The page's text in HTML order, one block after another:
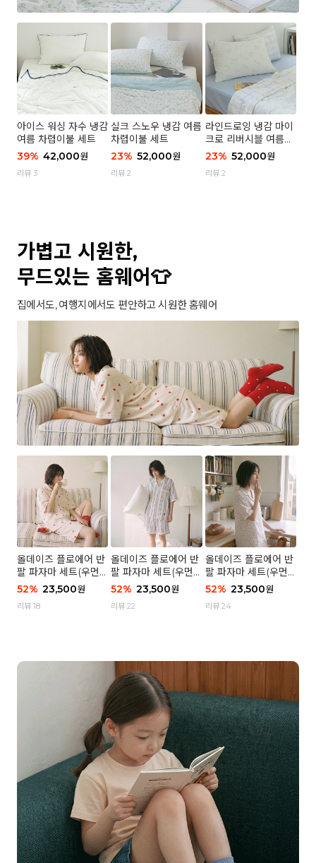
아이스 워싱 자수 냉감
여름 차렵이불 세트
39% 42,000원
리뷰 3
실크 스노우 냉감 여름
차렵이불 세트
23% 52,000원
리뷰 2
라인드로잉 냉감 마이
크로 리버시블 여름이
불 세트
23% 52,000원
리뷰 2
가볍고 시원한,
무드있는 홈웨어👕
집에서도, 여행지에서도 편안하고 시원한 홈웨어
올데이즈 플로에어 반
팔 파자마 세트(우먼)
- 04 하트 컨페티
52% 23,500원
리뷰 18
올데이즈 플로에어 반
팔 파자마 세트(우먼)
- 03 브리즈 스트라이
52% 23,500원
리뷰 22
올데이즈 플로에어 반
팔 파자마 세트(우먼)
- 01 포슬 가든
52% 23,500원
리뷰 24